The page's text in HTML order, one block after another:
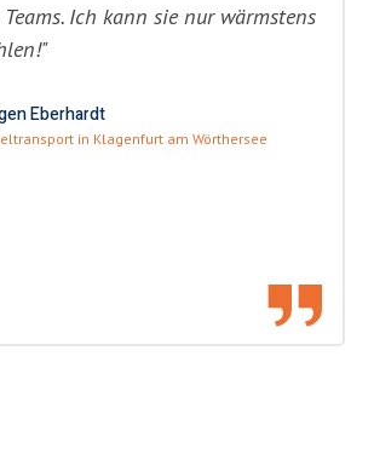
Ich kann sie nur wärmstens
Eberhardt
in Klagenfurt am Wörthersee